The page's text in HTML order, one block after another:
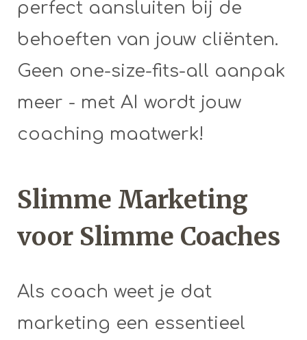
perfect aansluiten bij de
behoeften van jouw cliënten.
Geen one-size-fits-all aanpak
meer - met AI wordt jouw
coaching maatwerk!
Slimme Marketing
voor Slimme Coaches
Als coach weet je dat
marketing een essentieel